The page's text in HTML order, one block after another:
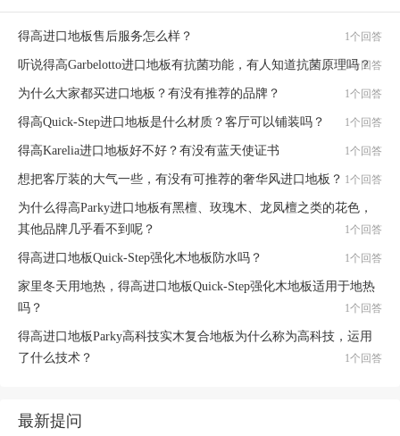
得高进口地板售后服务怎么样？ 1个回答
听说得高Garbelotto进口地板有抗菌功能，有人知道抗菌原理吗？
1个回答
为什么大家都买进口地板？有没有推荐的品牌？ 1个回答
得高Quick-Step进口地板是什么材质？客厅可以铺装吗？ 1个回答
得高Karelia进口地板好不好？有没有蓝天使证书 1个回答
想把客厅装的大气一些，有没有可推荐的奢华风进口地板？ 1个回答
为什么得高Parky进口地板有黑檀、玫瑰木、龙凤檀之类的花色，
其他品牌几乎看不到呢？
1个回答
得高进口地板Quick-Step强化木地板防水吗？ 1个回答
家里冬天用地热，得高进口地板Quick-Step强化木地板适用于地热
吗？
1个回答
得高进口地板Parky高科技实木复合地板为什么称为高科技，运用
了什么技术？
1个回答
最新提问